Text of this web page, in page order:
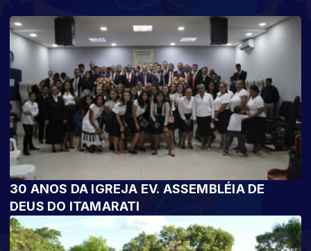
30 ANOS DA IGREJA EV. ASSEMBLÉIA DE
DEUS DO ITAMARATI